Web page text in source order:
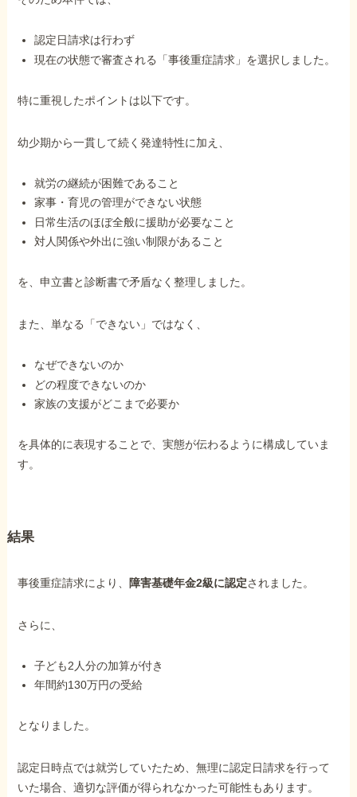
認定日請求は行わず
現在の状態で審査される「事後重症請求」を選択しました。
特に重視したポイントは以下です。
幼少期から一貫して続く発達特性に加え、
就労の継続が困難であること
家事・育児の管理ができない状態
日常生活のほぼ全般に援助が必要なこと
対人関係や外出に強い制限があること
を、申立書と診断書で矛盾なく整理しました。
また、単なる「できない」ではなく、
なぜできないのか
どの程度できないのか
家族の支援がどこまで必要か
を具体的に表現することで、実態が伝わるように構成していま
す。
結果
事後重症請求により、 障害基礎年金2級に認定されました。
さらに、
子ども2人分の加算が付き
年間約130万円の受給
となりました。
認定日時点では就労していたため、無理に認定日請求を行って
いた場合、適切な評価が得られなかった可能性もあります。